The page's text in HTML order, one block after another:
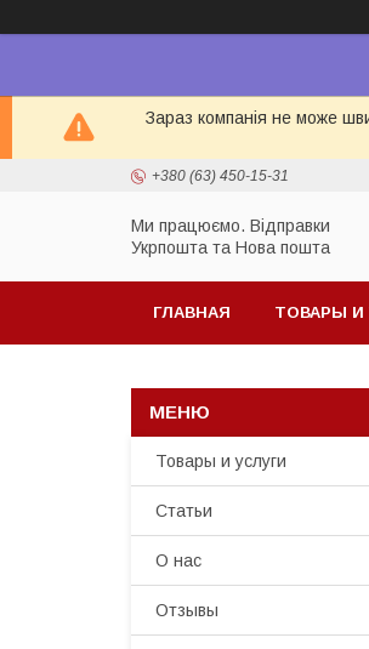
Зараз компанія не може
+380 (63) 450-15-31
Ми працюємо. Відправки
Укрпошта та Нова пошта
ГЛАВНАЯ ТОВАРЫ И
Товары и услуги
Статьи
О нас
Отзывы